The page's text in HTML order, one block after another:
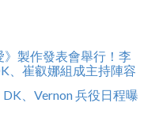
》製作發表會舉行！李
、崔叡娜組成主持陣容
、Vernon 兵役日程曝